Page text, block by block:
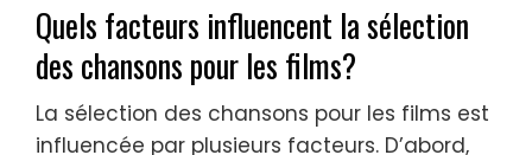
Quels facteurs influencent la sélection
des chansons pour les films?
La sélection des chansons pour les films est
influencée par plusieurs facteurs. D’abord,